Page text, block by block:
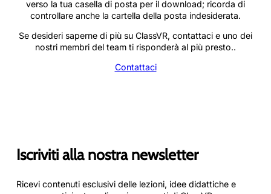
verso la tua casella di posta per il download; ricorda di
controllare anche la cartella della posta indesiderata.
Se desideri saperne di più su ClassVR, contattaci e uno dei
nostri membri del team ti risponderà al più presto..
Contattaci
Iscriviti alla nostra newsletter
Ricevi contenuti esclusivi delle lezioni, idee didattiche e